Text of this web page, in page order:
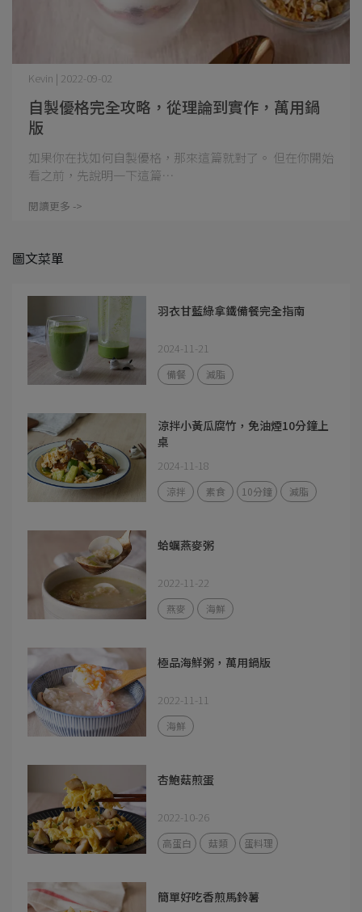
自製優格完全攻略，從理論到實作，萬用鍋
版
Kevin | 2022-09-02
如果你在找如何自製優格，那來這篇就對了。 但在你開始
看之前，先說明一下這篇⋯
閱讀更多 ->
圖文菜單
羽衣甘藍綠拿鐵備餐完全指南
2024-11-21
備餐 減脂
涼拌小黃瓜腐竹，免油煙10分鐘上
桌
2024-11-18
涼拌 素食 10分鐘 減脂
蛤蠣燕麥粥
2022-11-22
燕麥 海鮮
極品海鮮粥，萬用鍋版
2022-11-11
海鮮
杏鮑菇煎蛋
2022-10-26
高蛋白 菇類 蛋料理
簡單好吃香煎馬鈴薯